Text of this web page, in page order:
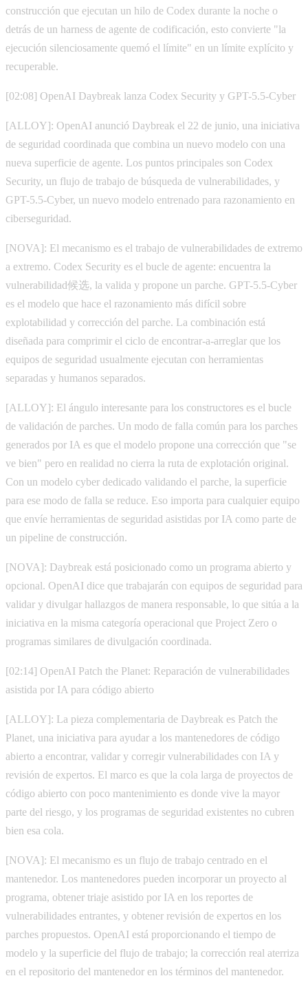
construcción que ejecutan un hilo de Codex durante la noche o
detrás de un harness de agente de codificación, esto convierte "la
ejecución silenciosamente quemó el límite" en un límite explícito y
recuperable.
[02:08] OpenAI Daybreak lanza Codex Security y GPT-5.5-Cyber
[ALLOY]: OpenAI anunció Daybreak el 22 de junio, una iniciativa
de seguridad coordinada que combina un nuevo modelo con una
nueva superficie de agente. Los puntos principales son Codex
Security, un flujo de trabajo de búsqueda de vulnerabilidades, y
GPT-5.5-Cyber, un nuevo modelo entrenado para razonamiento en
ciberseguridad.
[NOVA]: El mecanismo es el trabajo de vulnerabilidades de extremo
a extremo. Codex Security es el bucle de agente: encuentra la
vulnerabilidad候选, la valida y propone un parche. GPT-5.5-Cyber
es el modelo que hace el razonamiento más difícil sobre
explotabilidad y corrección del parche. La combinación está
diseñada para comprimir el ciclo de encontrar-a-arreglar que los
equipos de seguridad usualmente ejecutan con herramientas
separadas y humanos separados.
[ALLOY]: El ángulo interesante para los constructores es el bucle
de validación de parches. Un modo de falla común para los parches
generados por IA es que el modelo propone una corrección que "se
ve bien" pero en realidad no cierra la ruta de explotación original.
Con un modelo cyber dedicado validando el parche, la superficie
para ese modo de falla se reduce. Eso importa para cualquier equipo
que envíe herramientas de seguridad asistidas por IA como parte de
un pipeline de construcción.
[NOVA]: Daybreak está posicionado como un programa abierto y
opcional. OpenAI dice que trabajarán con equipos de seguridad para
validar y divulgar hallazgos de manera responsable, lo que sitúa a la
iniciativa en la misma categoría operacional que Project Zero o
programas similares de divulgación coordinada.
[02:14] OpenAI Patch the Planet: Reparación de vulnerabilidades
asistida por IA para código abierto
[ALLOY]: La pieza complementaria de Daybreak es Patch the
Planet, una iniciativa para ayudar a los mantenedores de código
abierto a encontrar, validar y corregir vulnerabilidades con IA y
revisión de expertos. El marco es que la cola larga de proyectos de
código abierto con poco mantenimiento es donde vive la mayor
parte del riesgo, y los programas de seguridad existentes no cubren
bien esa cola.
[NOVA]: El mecanismo es un flujo de trabajo centrado en el
mantenedor. Los mantenedores pueden incorporar un proyecto al
programa, obtener triaje asistido por IA en los reportes de
vulnerabilidades entrantes, y obtener revisión de expertos en los
parches propuestos. OpenAI está proporcionando el tiempo de
modelo y la superficie del flujo de trabajo; la corrección real aterriza
en el repositorio del mantenedor en los términos del mantenedor.